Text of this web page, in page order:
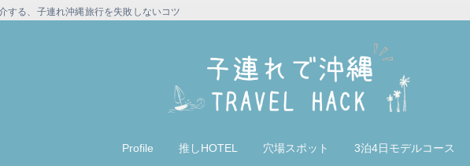
する、子連れ沖縄旅行を失敗しないコツ
Profile 推しHOTEL 穴場スポット 3泊4日モデルコース